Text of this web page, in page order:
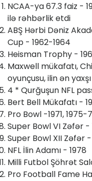
NCAA-ya 67.3 faiz -
ilə rəhbərlik etdi
ABŞ Hərbi Dəniz
Cup - 1962-1964
Heisman Trophy -
Maxwell mükafatı,
oyunçusu, ilin ən
4 * Qurğuşun NFL
Bert Bell Mükafatı -
Pro Bowl -1971,
Super Bowl VI Zəfər -
Super Bowl XII Zəfər -
NFL İlin Adamı - 1978
Milli Futbol Şöhrət
Pro Football Fame